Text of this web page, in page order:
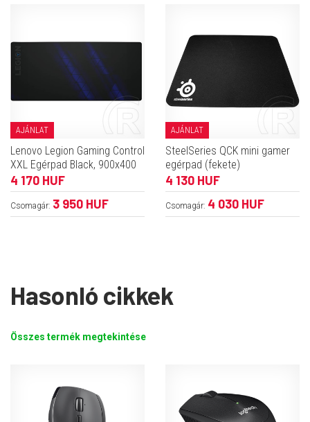
AJÁNLAT
Lenovo Legion Gaming Control
XXL Egérpad Black, 900x400
4 170 HUF
Csomagár: 3 950 HUF
AJÁNLAT
SteelSeries QCK mini gamer
egérpad (fekete)
4 130 HUF
Csomagár: 4 030 HUF
Hasonló cikkek
Összes termék megtekintése